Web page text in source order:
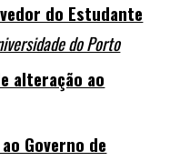
do Estudante
do Porto
alteração ao
Governo de